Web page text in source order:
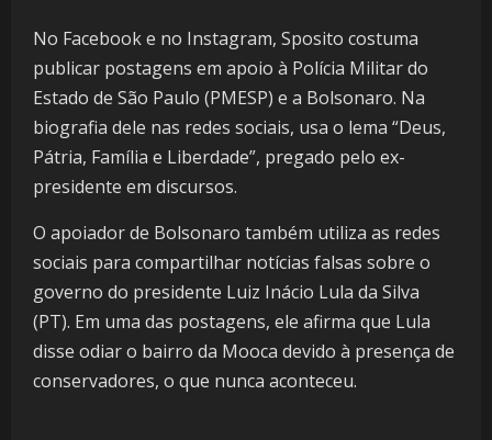
No Facebook e no Instagram, Sposito costuma
publicar postagens em apoio à Polícia Militar do
Estado de São Paulo (PMESP) e a Bolsonaro. Na
biografia dele nas redes sociais, usa o lema “Deus,
Pátria, Família e Liberdade”, pregado pelo ex-
presidente em discursos.
O apoiador de Bolsonaro também utiliza as redes
sociais para compartilhar notícias falsas sobre o
governo do presidente Luiz Inácio Lula da Silva
(PT). Em uma das postagens, ele afirma que Lula
disse odiar o bairro da Mooca devido à presença de
conservadores, o que nunca aconteceu.